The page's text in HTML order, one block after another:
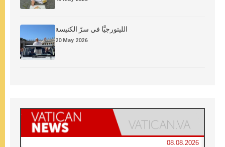
الليتورجيَّا في سرّ الكنيسة
20 May 2026
08.08.2026